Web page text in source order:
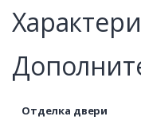
Отделка двери